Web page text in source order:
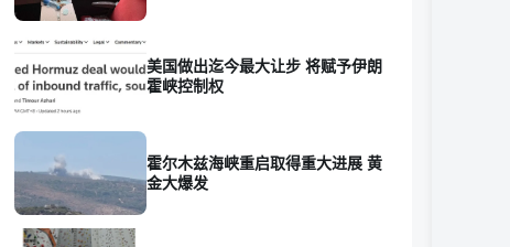
美国做出迄今最大让步 将赋予伊朗
霍峡控制权
霍尔木兹海峡重启取得重大进展 黄
金大爆发